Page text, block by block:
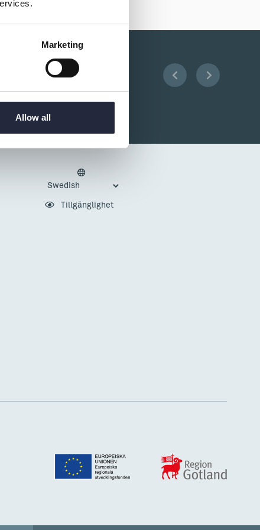
Marketing
Allow all
Tillgänglighet